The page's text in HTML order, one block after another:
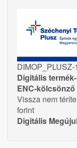
Digitális
ENC-
Vissza nem
forint
Digitális